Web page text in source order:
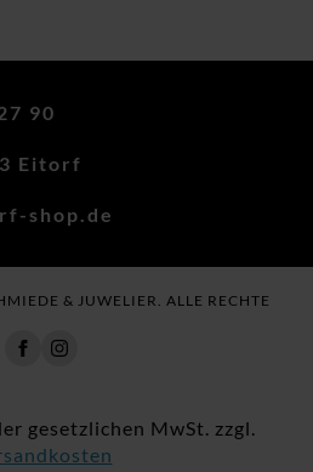
90
Eitorf
shop.de
& JUWELIER. ALLE RECHTE
gesetzlichen MwSt. zzgl.